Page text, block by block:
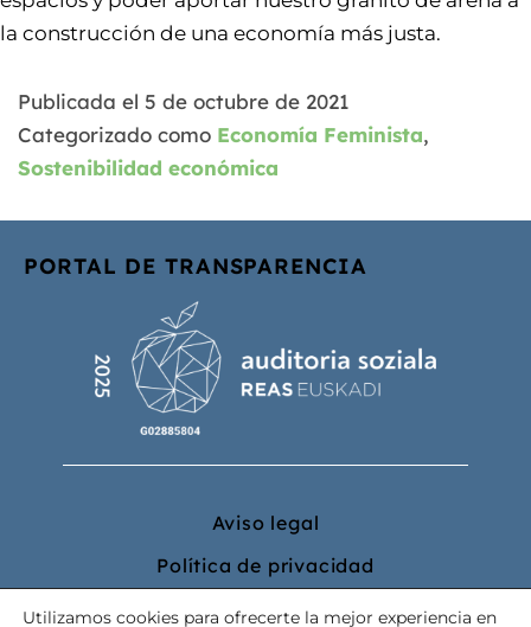
la construcción de una economía más justa.
Publicada el 5 de octubre de 2021
Categorizado como Economía Feminista,
Sostenibilidad económica
PORTAL DE TRANSPARENCIA
Aviso legal
Política de privacidad
Política de cookies
Utilizamos cookies para ofrecerte la mejor experiencia en